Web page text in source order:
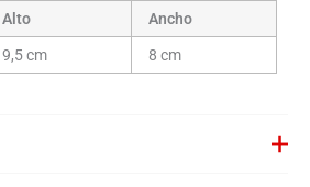
Alto Ancho
9,5 cm 8 cm